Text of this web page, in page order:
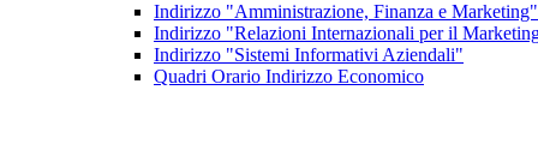
Indirizzo "Amministrazione, Finanza e Marketing"
Indirizzo "Relazioni Internazionali per il
Indirizzo "Sistemi Informativi Aziendali"
Quadri Orario Indirizzo Economico